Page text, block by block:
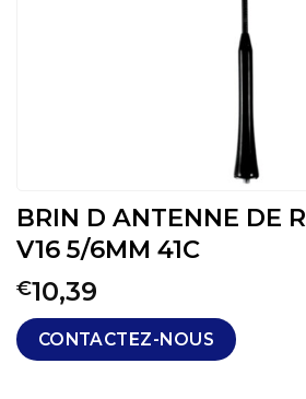
BRIN D ANTENNE DE
V16 5/6MM 41C
€10,39
CONTACTEZ-NOUS